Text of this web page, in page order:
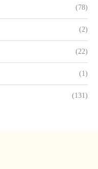
(78)
(2)
(22)
(1)
(131)